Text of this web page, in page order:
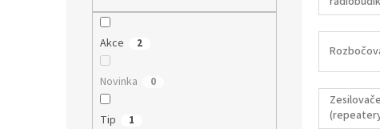
Akce 2
Novinka 0
Tip 1